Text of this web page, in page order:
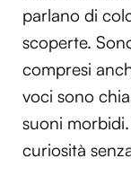
parlano di
scoperte.
compresi
voci sono
suoni morbidi.
curiosità